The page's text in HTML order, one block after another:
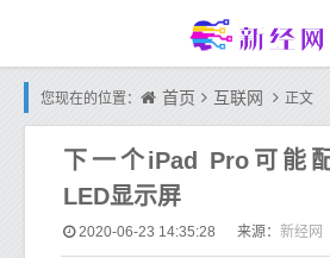
您现在的位置： 首页 互联网 正文
下一个iPad Pro可能
LED显示屏
2020-06-23 14:35:28 来源： 新经网